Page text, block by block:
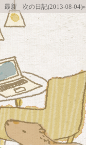
最新 次の日記(2013-08-04)»